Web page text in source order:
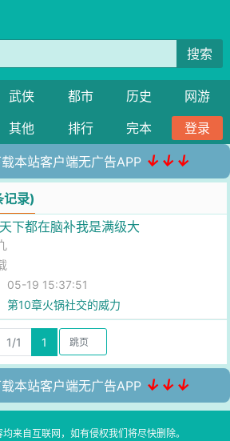
搜索
武侠 都市 历史
网游
其他 排行 完本 登录
本站客户端无广告APP ↓↓↓
记录)
下都在脑补我是满级大
05-19 15:37:51
第10章火锅社交的威力
1/1 1
本站客户端无广告APP ↓↓↓
来自互联网，如有侵权我们将尽快删除。